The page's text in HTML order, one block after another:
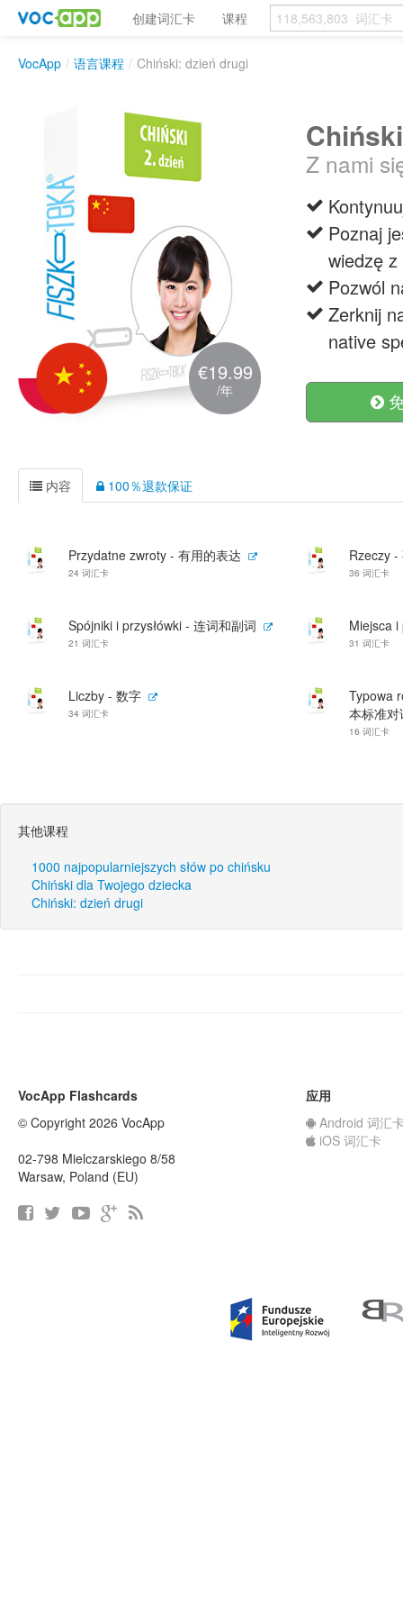
创建词汇卡 课程
VocApp / 语言课程 / Chiński: dzień drugi
€19.99
/年
Z nami
Poznaj
wiedzę
Pozwól
Zerknij
native
内容 100％退款保证
Przydatne zwroty - 有用的表达
24 词汇卡
Rzeczy -
36 词汇卡
Spójniki i przysłówki - 连词和副词
21 词汇卡
Miejsca
31 词汇卡
Liczby - 数字
34 词汇卡
Typowa
本标准对
16 词汇卡
其他课程
1000 najpopularniejszych słów po chińsku
Chiński dla Twojego dziecka
Chiński: dzień drugi
VocApp Flashcards
© Copyright 2026 VocApp
02-798 Mielczarskiego 8/58
Warsaw, Poland (EU)
应用
Android 词汇
iOS 词汇卡